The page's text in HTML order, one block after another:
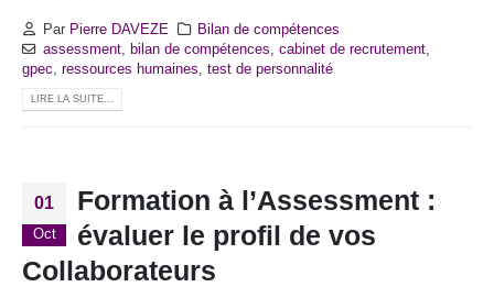
Par Pierre DAVEZE
Bilan de compétences
assessment, bilan de compétences, cabinet de recrutement,
gpec, ressources humaines, test de personnalité
LIRE LA SUITE...
01
Oct
Formation à l’Assessment :
évaluer le profil de vos
Collaborateurs